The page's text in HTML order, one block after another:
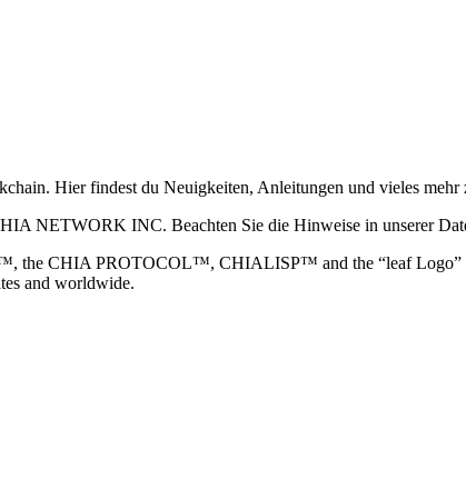
Hier findest du Neuigkeiten, Anleitungen und vieles
NETWORK INC. Beachten Sie die Hinweise in unserer
CHIA PROTOCOL™, CHIALISP™ and the “leaf Logo”
and worldwide.